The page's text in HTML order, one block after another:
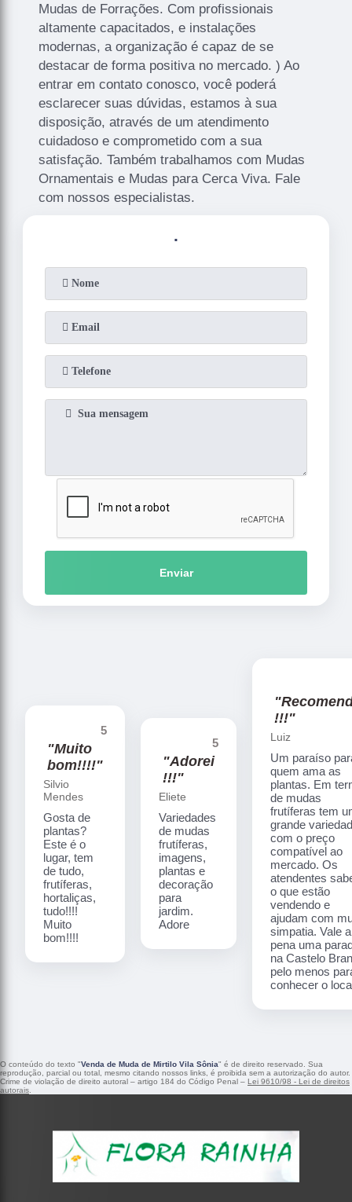
Mudas de Forrações. Com profissionais
altamente capacitados, e instalações
modernas, a organização é capaz de se
destacar de forma positiva no mercado. ) Ao
entrar em contato conosco, você poderá
esclarecer suas dúvidas, estamos à sua
disposição, através de um atendimento
cuidadoso e comprometido com a sua
satisfação. Também trabalhamos com Mudas
Ornamentais e Mudas para Cerca Viva. Fale
com nossos especialistas.
.
Enviar
5
"Muito
bom!!!!"
Silvio
Mendes
Gosta de
plantas?
Este é o
lugar, tem
de tudo,
frutíferas,
hortaliças,
tudo!!!!
Muito
bom!!!!
5
"Adorei
!!!"
Eliete
Variedades
de mudas
frutíferas,
imagens,
plantas e
decoração
para
jardim.
Adore
!!!"
Luiz
Um paraíso
quem ama as
plantas. Em
de mudas
frutíferas tem
grande
com o preço
compatível ao
mercado. Os
atendentes
o que estão
vendendo e
ajudam com
simpatia. Vale a
pena uma
na Castelo
pelo menos
conhecer o
O conteúdo do texto "Venda de Muda de Mirtilo Vila Sônia" é de direito reservado. Sua
reprodução, parcial ou total, mesmo citando nossos links, é proibida sem a autorização do autor.
Crime de violação de direito autoral – artigo 184 do Código Penal – Lei 9610/98 - Lei de direitos
autorais